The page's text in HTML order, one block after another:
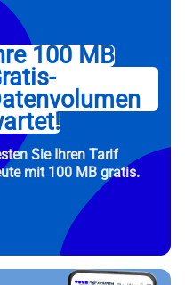
100 MB
Sie Ihren Tarif
mit 100 MB gratis.